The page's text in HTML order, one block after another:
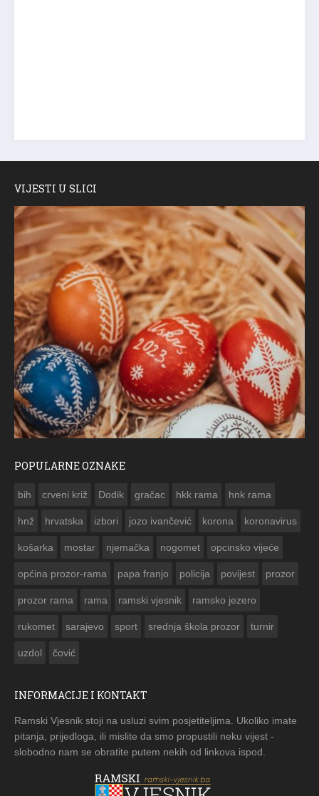
VIJESTI U SLICI
POPULARNE OZNAKE
bih crveni križ Dodik gračac hkk rama hnk rama
hnž hrvatska izbori jozo ivančević korona koronavirus
košarka mostar njemačka nogomet opcinsko vijeće
općina prozor-rama papa franjo policija povijest prozor
prozor rama rama ramski vjesnik ramsko jezero
rukomet sarajevo sport srednja škola prozor turnir
uzdol čović
INFORMACIJE I KONTAKT
Ramski Vjesnik stoji na usluzi svim posjetiteljima. Ukoliko imate
pitanja, prijedloga, ili mislite da smo propustili neku vijest -
slobodno nam se obratite putem nekih od linkova ispod.